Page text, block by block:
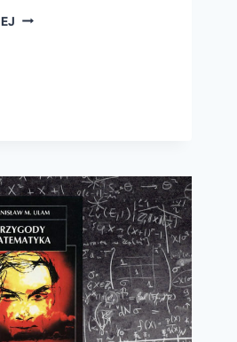
STEFAN